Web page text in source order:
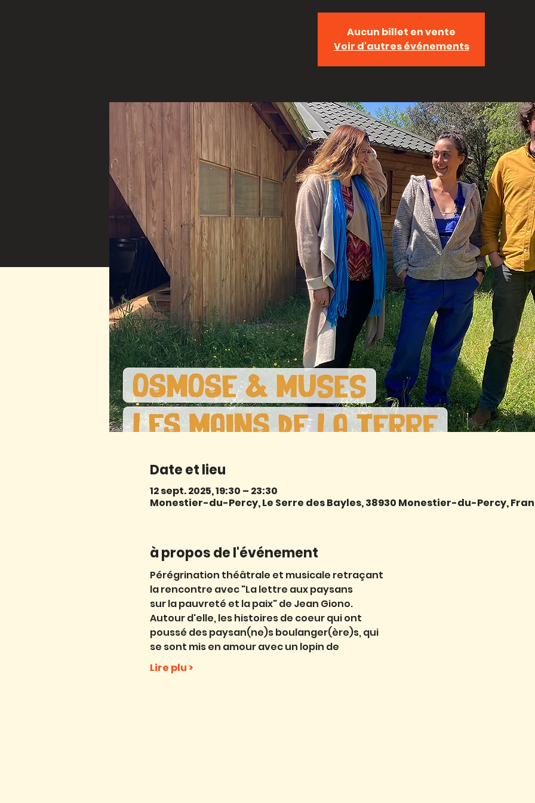
Aucun billet en vente
Voir d'autres événements
Date et lieu
12 sept. 2025, 19:30 – 23:30
Monestier-du-Percy, Le Serre des Bayles, 38930 Monestier-du-Percy,
à propos de l'événement
Pérégrination théâtrale et musicale retraçant
la rencontre avec "La lettre aux paysans
sur la pauvreté et la paix" de Jean Giono.
Autour d'elle, les histoires de coeur qui ont
poussé des paysan(ne)s boulanger(ère)s, qui
se sont mis en amour avec un lopin de
Lire plu >